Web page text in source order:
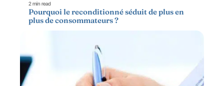
2 min read
Pourquoi le reconditionné séduit de plus en
plus de consommateurs ?